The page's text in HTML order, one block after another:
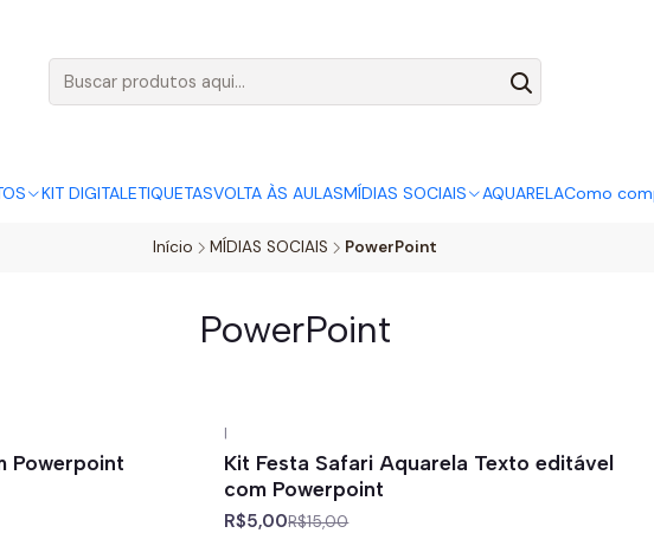
KIT DIGITALETIQUETASVOLTA ÀS AULASMÍDIAS SOCIAIS AQUARELAComo
Início MÍDIAS SOCIAIS PowerPoint
PowerPoint
Powerpoint
|
Kit Festa Safari Aquarela Texto editável
com Powerpoint
R$5,00R$15,00